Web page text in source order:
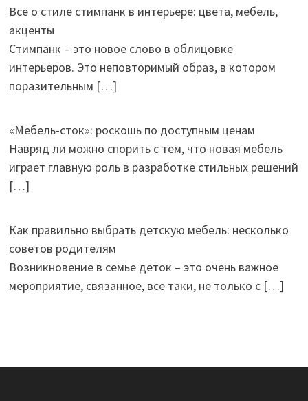
Всё о стиле стимпанк в интерьере: цвета, мебель,
акценты
Стимпанк – это новое слово в облицовке
интерьеров. Это неповторимый образ, в котором
поразительным […]
«Мебель-сток»: роскошь по доступным ценам
Навряд ли можно спорить с тем, что новая мебель
играет главную роль в разработке стильных решений
[…]
Как правильно выбрать детскую мебель: несколько
советов родителям
Возникновение в семье деток – это очень важное
мероприятие, связанное, все таки, не только с […]